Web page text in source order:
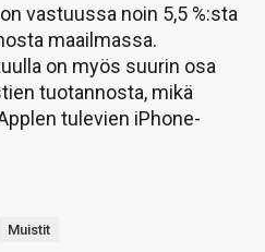
vastuussa noin 5,5 %:sta
maailmassa.
on myös suurin osa
tuotannosta, mikä
tulevien iPhone-
Muistit